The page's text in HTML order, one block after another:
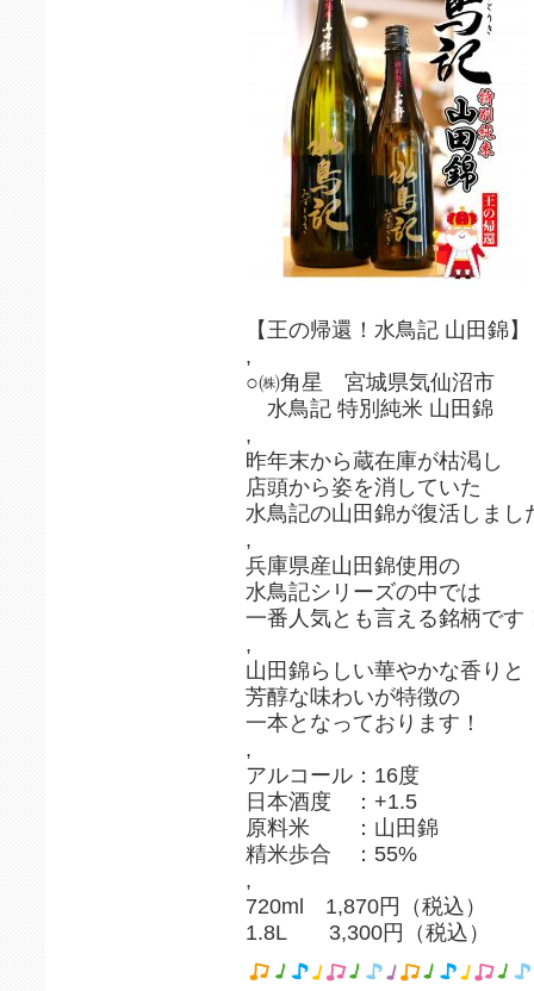
【王の帰還！水鳥記 山田錦】
,
○㈱角星 宮城県気仙沼市
水鳥記 特別純米 山田錦
,
昨年末から蔵在庫が枯渇し
店頭から姿を消していた
水鳥記の山田錦が復活しまし
,
兵庫県産山田錦使用の
水鳥記シリーズの中では
一番人気とも言える銘柄です
,
山田錦らしい華やかな香りと
芳醇な味わいが特徴の
一本となっております！
,
アルコール：16度
日本酒度 ：+1.5
原料米 ：山田錦
精米歩合 ：55%
,
720ml 1,870円（税込）
1.8L 3,300円（税込）